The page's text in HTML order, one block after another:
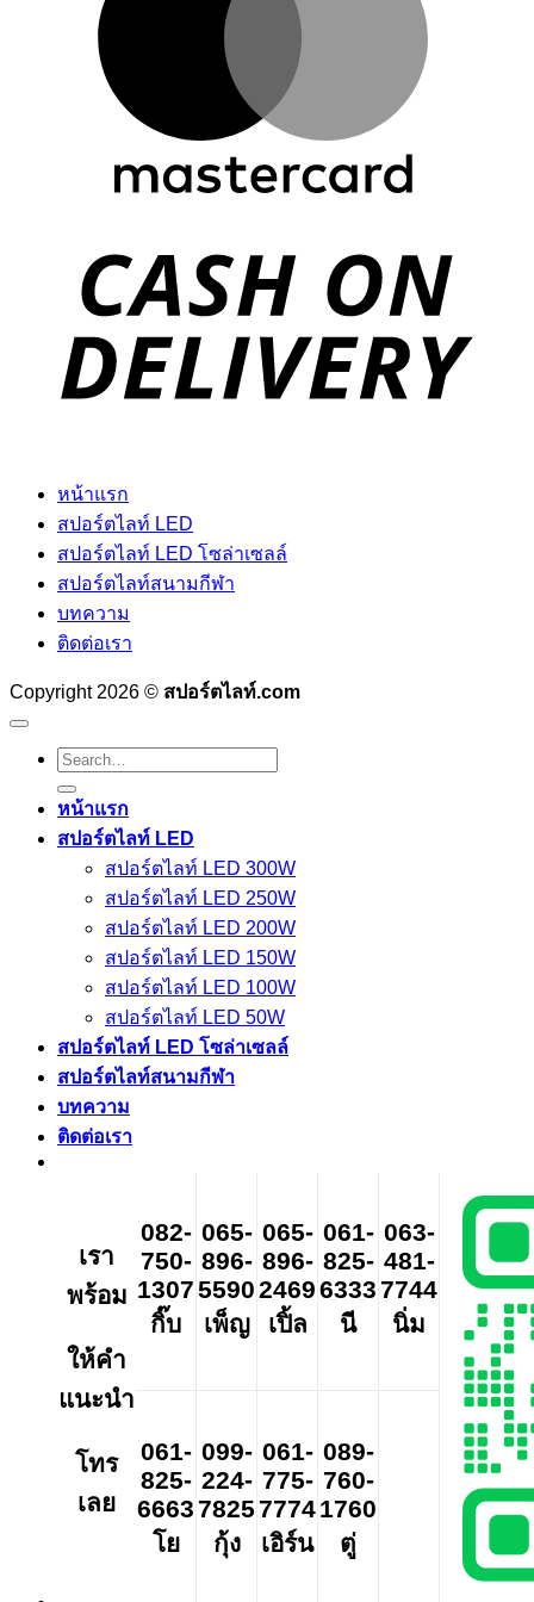
หน้าแรก
สปอร์ตไลท์ LED
สปอร์ตไลท์ LED โซล่าเซลล์
สปอร์ตไลท์สนามกีฬา
บทความ
ติดต่อเรา
Copyright 2026 © สปอร์ตไลท์.com
Search
for:
หน้าแรก
สปอร์ตไลท์ LED
สปอร์ตไลท์ LED 300W
สปอร์ตไลท์ LED 250W
สปอร์ตไลท์ LED 200W
สปอร์ตไลท์ LED 150W
สปอร์ตไลท์ LED 100W
สปอร์ตไลท์ LED 50W
สปอร์ตไลท์ LED โซล่าเซลล์
สปอร์ตไลท์สนามกีฬา
บทความ
ติดต่อเรา
เรา
พร้อม
ให้คำ
แนะนำ
โทร
เลย
082-
750-
1307
กิ๊บ
065-
896-
5590
เพ็ญ
065-
896-
2469
เปิ้ล
061-
825-
6333
นี
063-
481-
7744
นิ่ม
061-
825-
6663
โย
099-
224-
7825
กุ้ง
061-
775-
7774
เอิร์น
089-
760-
1760
ตู่